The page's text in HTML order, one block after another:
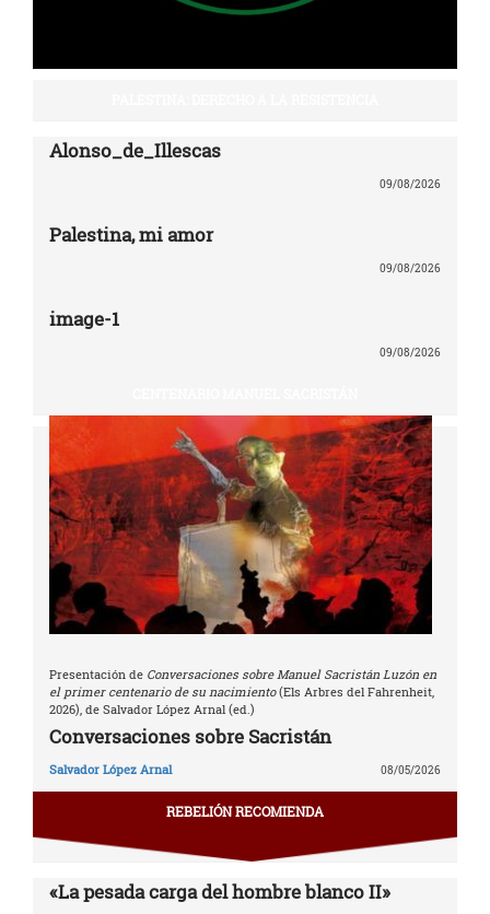
Alonso_de_Illescas
09/08/2026
Palestina, mi amor
09/08/2026
image-1
09/08/2026
Presentación de Conversaciones sobre Manuel Sacristán Luzón en
el primer centenario de su nacimiento(Els Arbres del Fahrenheit,
2026), de Salvador López Arnal (ed.)
Conversaciones sobre Sacristán
Salvador López Arnal 08/05/2026
REBELIÓN RECOMIENDA
«La pesada carga del hombre blanco II»